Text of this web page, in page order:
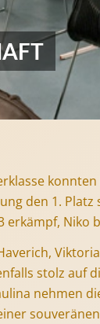
den 1.
Niko
stolz auf
nehmen